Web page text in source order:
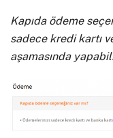
Kapıda ödeme
sadece kredi kartı
aşamasında